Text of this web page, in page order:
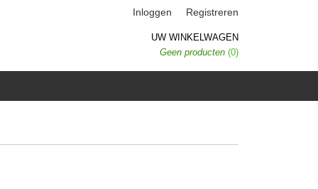
Inloggen Registreren
UW WINKELWAGEN
Geen producten (0)